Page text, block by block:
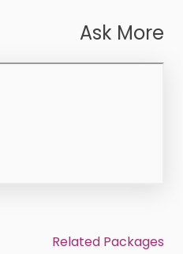
Ask More
Related Packages